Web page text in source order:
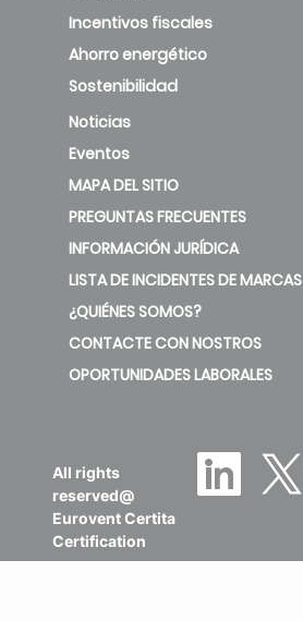
Incentivos fiscales
Ahorro energético
Sostenibilidad
Noticias
Eventos
MAPA DEL SITIO
PREGUNTAS FRECUENTES
INFORMACIÓN JURÍDICA
LISTA DE INCIDENTES DE MARCAS
¿QUIÉNES SOMOS?
CONTACTE CON NOSTROS
OPORTUNIDADES LABORALES
All rights
reserved@
Eurovent Certita
Certification